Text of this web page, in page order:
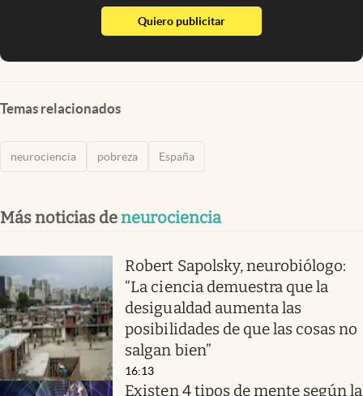
Quiero publicitarabre en nueva pestaña
Temas relacionados
neurociencia pobreza España
Más noticias deneurociencia
Robert Sapolsky, neurobiólogo:
“La ciencia demuestra que la
desigualdad aumenta las
posibilidades de que las cosas no
salgan bien”
16:13
Existen 4 tipos de mente según la